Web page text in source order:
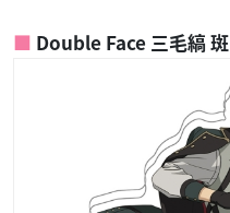
Double Face 三毛縞 斑